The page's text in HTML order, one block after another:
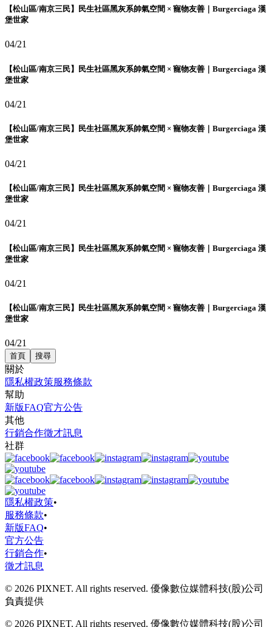
【松山區/南京三民】民生社區黑灰系帥氣空間 × 寵物友善｜Burgerciaga 漢
堡世家
04/21
【松山區/南京三民】民生社區黑灰系帥氣空間 × 寵物友善｜Burgerciaga 漢
堡世家
04/21
【松山區/南京三民】民生社區黑灰系帥氣空間 × 寵物友善｜Burgerciaga 漢
堡世家
04/21
【松山區/南京三民】民生社區黑灰系帥氣空間 × 寵物友善｜Burgerciaga 漢
堡世家
04/21
【松山區/南京三民】民生社區黑灰系帥氣空間 × 寵物友善｜Burgerciaga 漢
堡世家
04/21
【松山區/南京三民】民生社區黑灰系帥氣空間 × 寵物友善｜Burgerciaga 漢
堡世家
04/21
首頁 搜尋
關於
隱私權政策服務條款
幫助
新版FAQ官方公告
其他
行銷合作徵才訊息
社群
隱私權政策•
服務條款•
新版FAQ•
官方公告
行銷合作•
徵才訊息
© 2026 PIXNET. All rights reserved. 優像數位媒體科技(股)公司
負責提供
© 2026 PIXNET. All rights reserved. 優像數位媒體科技(股)公司